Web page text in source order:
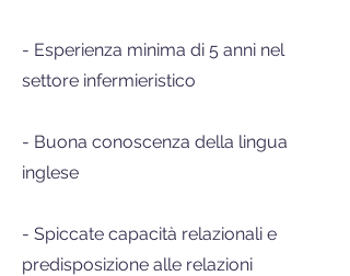
- Esperienza minima di 5 anni nel
settore infermieristico
- Buona conoscenza della lingua
inglese
- Spiccate capacità relazionali e
predisposizione alle relazioni